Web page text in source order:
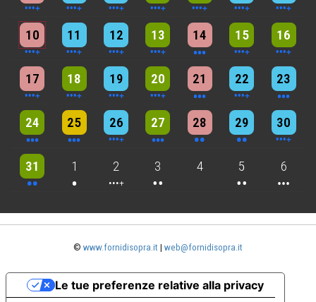
10
5 events 11
7 events 12
6 events 13
9 events 14
3 events 15
7 events 16
4 events
17
5 events 18
6 events 19
7 events 20
6 events 21
3 events 22
4 events 23
3 events
24
3 events 25
3 events 26
6 events 27
3 events 28
2 events 29
2 events 30
4 events
31
2 events 1
One event 2
4 events 3
2 events 4 5
2 events 6
3 events
© www.fornidisopra.it | web@fornidisopra.it
Le tue preferenze relative alla privacy